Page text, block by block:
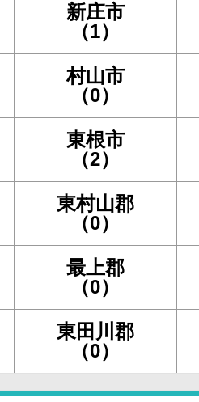
新庄市
（1）
村山市
（0）
東根市
（2）
東村山郡
（0）
最上郡
（0）
東田川郡
（0）